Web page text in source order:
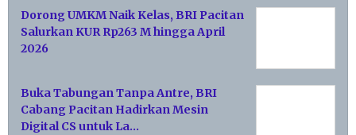
Dorong UMKM Naik Kelas, BRI Pacitan
Salurkan KUR Rp263 M hingga April
2026
Buka Tabungan Tanpa Antre, BRI
Cabang Pacitan Hadirkan Mesin
Digital CS untuk La…